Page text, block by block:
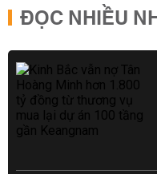
ĐỌC NHIỀU